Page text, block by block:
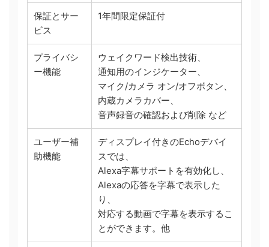
保証とサー
ビス
1年間限定保証付
プライバシ
ー機能
ウェイクワード検出技術、
通知用のインジケーター、
マイク/カメラ オン/オフボタン、
内蔵カメラカバー、
音声録音の確認および削除 など
ユーザー補
助機能
ディスプレイ付きのEchoデバイ
スでは、
Alexa字幕サポートを有効化し、
Alexaの応答を字幕で表示した
り、
対応する動画で字幕を表示するこ
とができます。他